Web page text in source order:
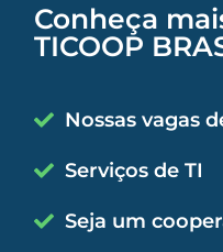
Conheça
TICOOP
Nossas vagas
Serviços de TI
Seja um